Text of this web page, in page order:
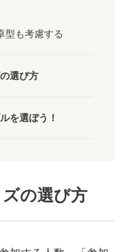
型も考慮する
選び方
を選ぼう！
の選び方